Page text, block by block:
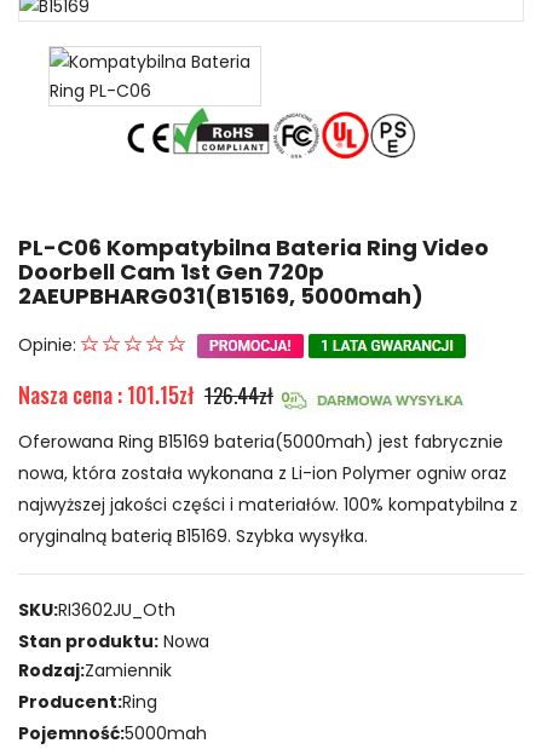
PL-C06 Kompatybilna Bateria Ring Video
Doorbell Cam 1st Gen 720p
2AEUPBHARG031(B15169, 5000mah)
Opinie:
Nasza cena : 101.15zł 126.44zł
Oferowana Ring B15169 bateria(5000mah) jest fabrycznie
nowa, która została wykonana z Li-ion Polymer ogniw oraz
najwyższej jakości części i materiałów. 100% kompatybilna z
oryginalną baterią B15169. Szybka wysyłka.
SKU:RI3602JU_Oth
Stan produktu: Nowa
Rodzaj:Zamiennik
Producent:Ring
Pojemność:5000mah